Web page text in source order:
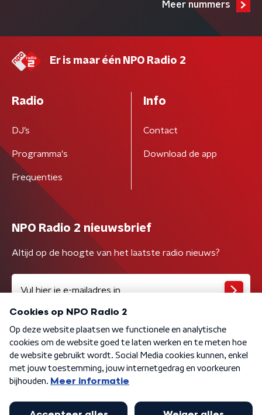
Meer nummers
Er is maar één NPO Radio 2
Radio
DJ’s
Programma's
Frequenties
Info
Contact
Download de app
NPO Radio 2 nieuwsbrief
Altijd op de hoogte van het laatste radio nieuws?
Algemene voorwaarden